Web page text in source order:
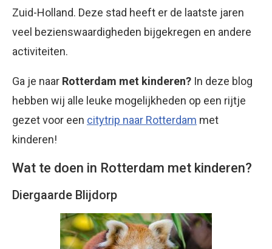
Zuid-Holland. Deze stad heeft er de laatste jaren
veel bezienswaardigheden bijgekregen en andere
activiteiten.
Ga je naar Rotterdam met kinderen? In deze blog
hebben wij alle leuke mogelijkheden op een rijtje
gezet voor een citytrip naar Rotterdam met
kinderen!
Wat te doen in Rotterdam met kinderen?
Diergaarde Blijdorp